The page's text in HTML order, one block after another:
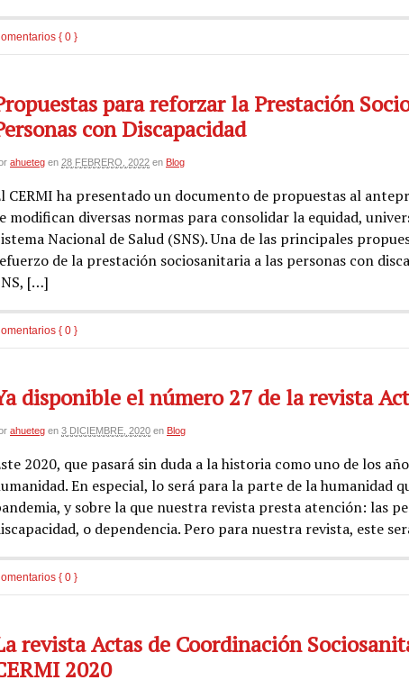
{ 0 }
para reforzar la Prestación
con Discapacidad
ahueteg en 28 FEBRERO, 2022 en Blog
CERMI ha presentado un documento de propuestas al
modifican diversas normas para consolidar la equidad,
Nacional de Salud (SNS). Una de las principales
de la prestación sociosanitaria a las personas con
[…]
{ 0 }
disponible el número 27 de la revista
ahueteg en 3 DICIEMBRE, 2020 en Blog
2020, que pasará sin duda a la historia como uno de los
En especial, lo será para la parte de la humanidad
y sobre la que nuestra revista presta atención: las
o dependencia. Pero para nuestra revista, este
{ 0 }
revista Actas de Coordinación
2020